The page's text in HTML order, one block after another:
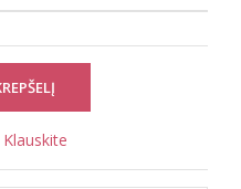
Klauskite